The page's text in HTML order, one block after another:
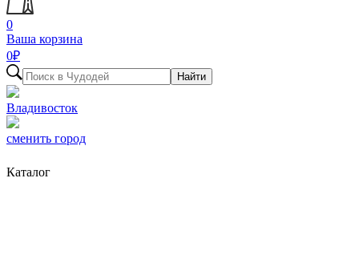
0
Ваша корзина
0₽
Найти
Владивосток
сменить город
Каталог